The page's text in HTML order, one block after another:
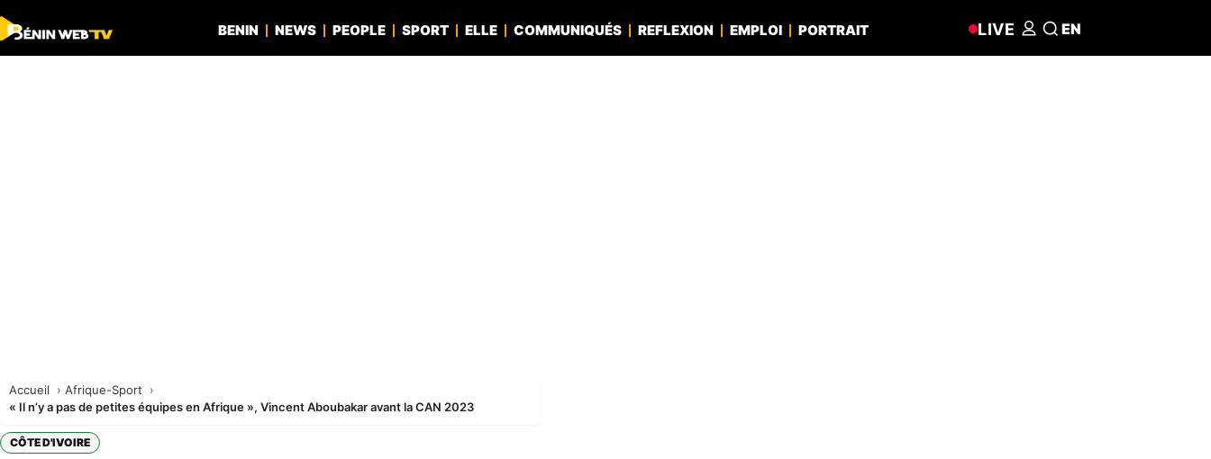
BENIN NEWS PEOPLE SPORT ELLE COMMUNIQUÉS REFLEXION EMPLOI PORTRAIT LIVE EN
Accueil
Afrique-Sport
« Il n’y a pas de petites équipes en Afrique », Vincent Aboubakar avant la CAN 2023
CÔTE D'IVOIRE